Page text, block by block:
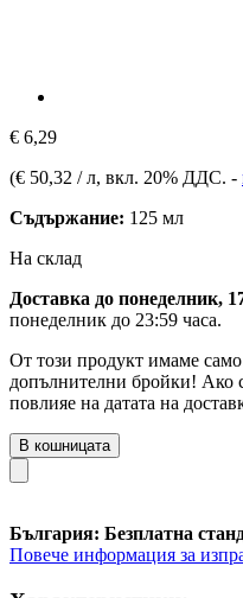
€ 6,29
(€ 50,32 / л, вкл. 20% ДДС. -
Съдържание: 125 мл
На склад
Доставка до понеделник,
понеделник до 23:59 часа.
От този продукт имаме
допълнителни бройки! Ако
повлияе на датата на
В кошницата
България: Безплатна
Повече информация за